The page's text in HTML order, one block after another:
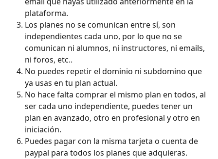
plataforma.
Los planes no se comunican entre sí, son
independientes cada uno, por lo que no se
comunican ni alumnos, ni instructores, ni emails,
ni foros, etc..
No puedes repetir el dominio ni subdomino que
ya usas en tu plan actual.
No hace falta comprar el mismo plan en todos, al
ser cada uno independiente, puedes tener un
plan en avanzado, otro en profesional y otro en
iniciación.
Puedes pagar con la misma tarjeta o cuenta de
paypal para todos los planes que adquieras.